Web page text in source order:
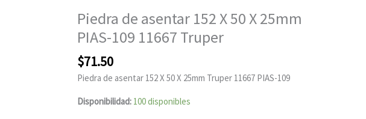
Piedra de asentar 152 X 50 X 25mm
PIAS-109 11667 Truper
$71.50
Piedra de asentar 152 X 50 X 25mm Truper 11667 PIAS-109
Disponibilidad: 100 disponibles
152
X
X
25mm
109